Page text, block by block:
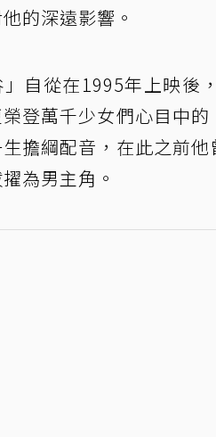
的深遠影響。
」自從在1995年上映
登萬千少女們心目中
擔綱配音，在此之前
為男主角。